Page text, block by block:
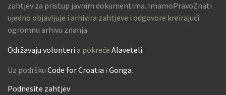
zahtjev za pristup javnim dokumentima. ImamoPravoZnati
ujedno objavljuje i arhivira zahtjeve i odgovore kreirajući
ogromnu arhivu znanja.
Održavaju volonteri a pokreće Alaveteli.
Uz podršku Code for Croatia i Gonga.
Podnesite zahtjev